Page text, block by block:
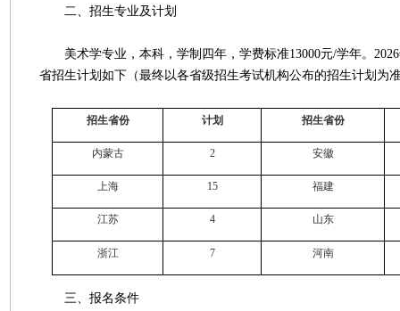
二、招生专业及计划
美术学专业，本科，学制四年，学费标准13000元/学年。2026
省招生计划如下（最终以各省级招生考试机构公布的招生计划为
招生省份 计划 招生省份
内蒙古 2 安徽
上海 15 福建
江苏 4 山东
浙江 7 河南
三、报名条件